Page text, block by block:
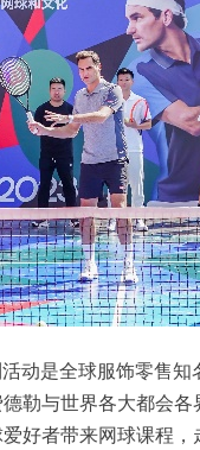
动是全球服饰零售
勒与世界各大都会
好者带来网球课程